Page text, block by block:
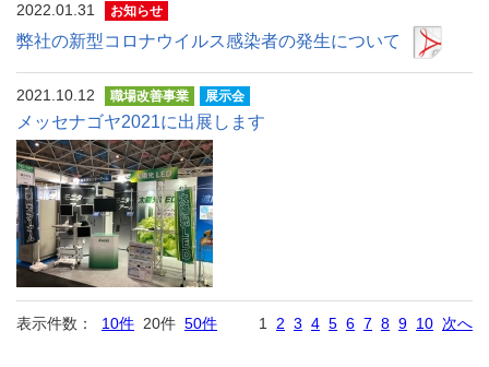
2022.01.31 お知らせ
弊社の新型コロナウイルス感染者の発生について
2021.10.12 職場改善事業 展示会
メッセナゴヤ2021に出展します
表示件数： 10件 20件 50件 1 2 3 4 5 6 7 8 9 10 次へ